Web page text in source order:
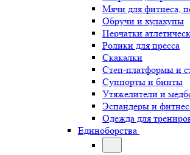
Мячи для фитнеса,
Обручи и хулахупы
Перчатки
Ролики для пресса
Скакалки
Степ-платформы и
Суппорты и бинты
Утяжелители и
Эспандеры и
Одежда для
Единоборства